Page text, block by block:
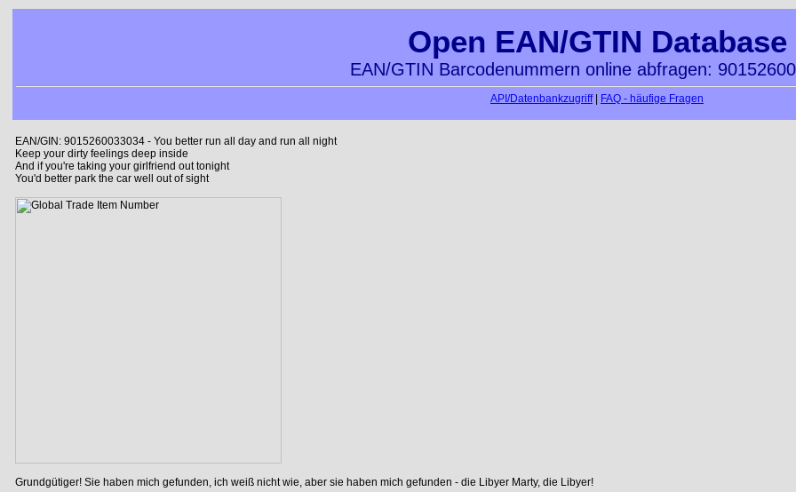
Open EAN/GTIN Database
EAN/GTIN Barcodenummern online abfragen:
API/Datenbankzugriff| FAQ - häufige Fragen
EAN/GIN: 9015260033034 - You better run all day and run all night
Keep your dirty feelings deep inside
And if you're taking your girlfriend out tonight
You'd better park the car well out of sight
Grundgütiger! Sie haben mich gefunden, ich weiß nicht wie, aber sie haben mich gefunden - die Libyer Marty, die Libyer!